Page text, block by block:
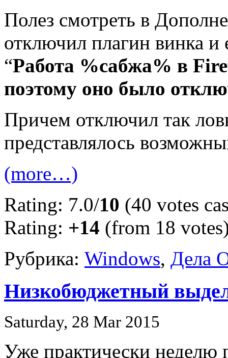
Полез смотреть в
отключил плагин винка и
“Работа %сабжа% в
поэтому оно было
Причем отключил так
представлялось
(more…)
Rating: 7.0/10 (40 votes
Rating: +14 (from 18
Рубрика: Windows, Дела
Низкобюджетный
Saturday, 28 Mar 2015
Уже практически